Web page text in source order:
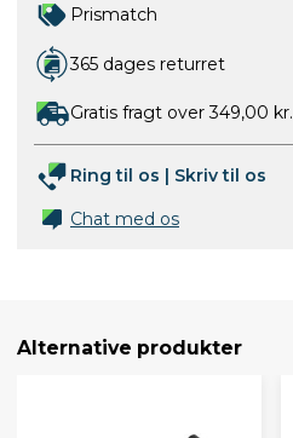
Prismatch
365 dages returret
Gratis fragt over 349,00 kr.
Ring til os | Skriv til os
Chat med os
Alternative produkter